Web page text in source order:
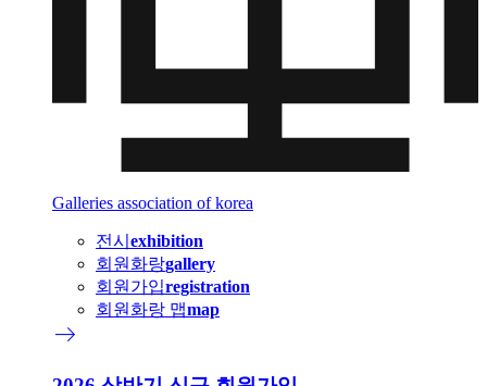
Galleries association of korea
전시 exhibition
회원화랑gallery
회원가입registration
회원화랑 맵map
east